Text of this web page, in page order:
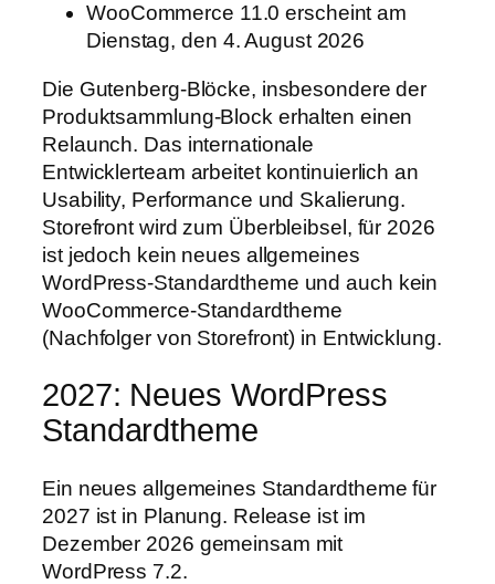
WooCommerce 11.0 erscheint am
Dienstag, den 4. August 2026
Die Gutenberg-Blöcke, insbesondere der
Produktsammlung-Block erhalten einen
Relaunch. Das internationale
Entwicklerteam arbeitet kontinuierlich an
Usability, Performance und Skalierung.
Storefront wird zum Überbleibsel, für 2026
ist jedoch kein neues allgemeines
WordPress-Standardtheme und auch kein
WooCommerce-Standardtheme
(Nachfolger von Storefront) in Entwicklung.
2027: Neues WordPress
Standardtheme
Ein neues allgemeines Standardtheme für
2027 ist in Planung. Release ist im
Dezember 2026 gemeinsam mit
WordPress 7.2.